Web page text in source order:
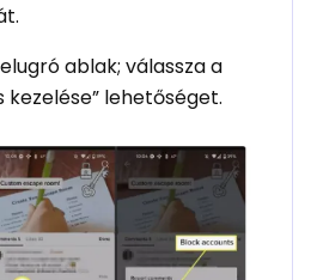
ablak; válassza a
kezelése” lehetőséget.